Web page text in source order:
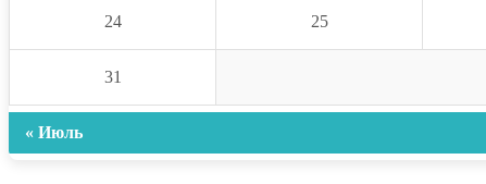
24 25
31
« Июль